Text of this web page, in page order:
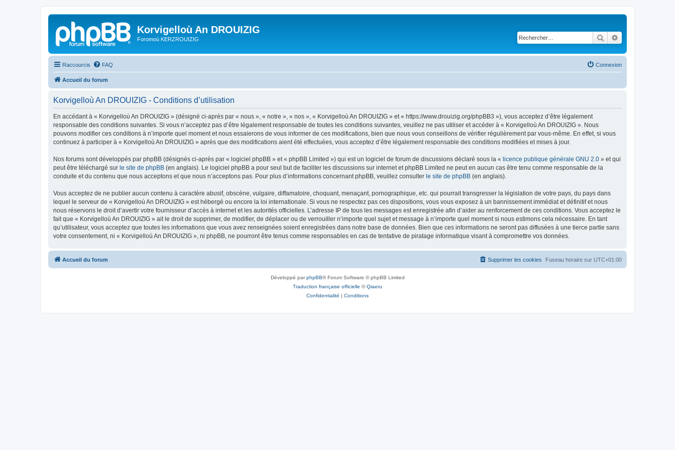
Korvigelloù An DROUIZIG
Foromoù KERZROUIZIG Rechercher
Raccourcis FAQ Connexion
Accueil du forum
Korvigelloù An DROUIZIG - Conditions d’utilisation
En accédant à « Korvigelloù An DROUIZIG » (désigné ci-après par « nous », « notre », « nos », « Korvigelloù An DROUIZIG » et « https://www.drouizig.org/phpBB3 »), vous acceptez d’être légalement
responsable des conditions suivantes. Si vous n’acceptez pas d’être légalement responsable de toutes les conditions suivantes, veuillez ne pas utiliser et accéder à « Korvigelloù An DROUIZIG ». Nous
pouvons modifier ces conditions à n’importe quel moment et nous essaierons de vous informer de ces modifications, bien que nous vous conseillons de vérifier régulièrement par vous-même. En effet, si vous
continuez à participer à « Korvigelloù An DROUIZIG » après que des modifications aient été effectuées, vous acceptez d’être légalement responsable des conditions modifiées et mises à jour.
Nos forums sont développés par phpBB (désignés ci-après par « logiciel phpBB » et « phpBB Limited ») qui est un logiciel de forum de discussions déclaré sous la « licence publique générale GNU 2.0 » et qui
peut être téléchargé sur le site de phpBB (en anglais). Le logiciel phpBB a pour seul but de faciliter les discussions sur internet et phpBB Limited ne peut en aucun cas être tenu comme responsable de la
conduite et du contenu que nous acceptons et que nous n’acceptons pas. Pour plus d’informations concernant phpBB, veuillez consulter le site de phpBB (en anglais).
Vous acceptez de ne publier aucun contenu à caractère abusif, obscène, vulgaire, diffamatoire, choquant, menaçant, pornographique, etc. qui pourrait transgresser la législation de votre pays, du pays dans
lequel le serveur de « Korvigelloù An DROUIZIG » est hébergé ou encore la loi internationale. Si vous ne respectez pas ces dispositions, vous vous exposez à un bannissement immédiat et définitif et nous
nous réservons le droit d’avertir votre fournisseur d’accès à internet et les autorités officielles. L’adresse IP de tous les messages est enregistrée afin d’aider au renforcement de ces conditions. Vous acceptez le
fait que « Korvigelloù An DROUIZIG » ait le droit de supprimer, de modifier, de déplacer ou de verrouiller n’importe quel sujet et message à n’importe quel moment si nous estimons cela nécessaire. En tant
qu’utilisateur, vous acceptez que toutes les informations que vous avez renseignées soient enregistrées dans notre base de données. Bien que ces informations ne seront pas diffusées à une tierce partie sans
votre consentement, ni « Korvigelloù An DROUIZIG », ni phpBB, ne pourront être tenus comme responsables en cas de tentative de piratage informatique visant à compromettre vos données.
Accueil du forum Fuseau horaire sur UTC+01:00
Supprimer les cookies
Développé parphpBB® Forum Software © phpBB Limited
Traduction française officielle ©Qiaeru
Confidentialité | Conditions